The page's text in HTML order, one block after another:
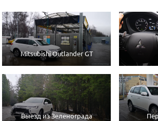
Mitsubishi Outlander GT
Выезд из Зеленограда